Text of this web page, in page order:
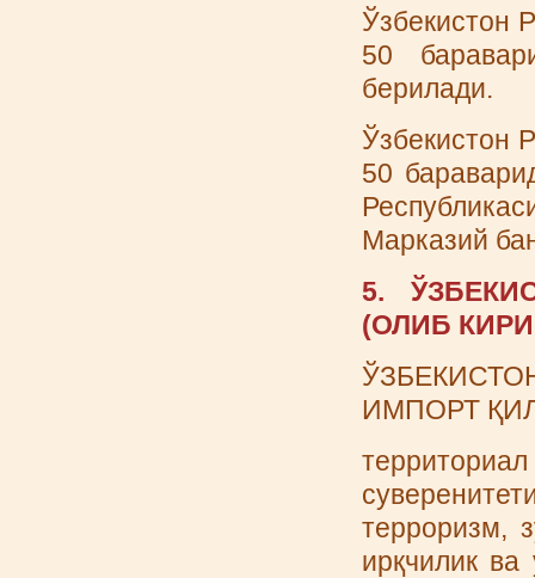
Ўзбекистон
50
берилади.
Ўзбекистон
50
Марказий
5.
(ОЛИБ
ИМПОРТ
терроризм,
ирқчилик